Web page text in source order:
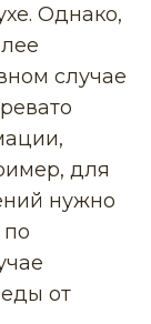
Однако,
случае
для
нужно
от